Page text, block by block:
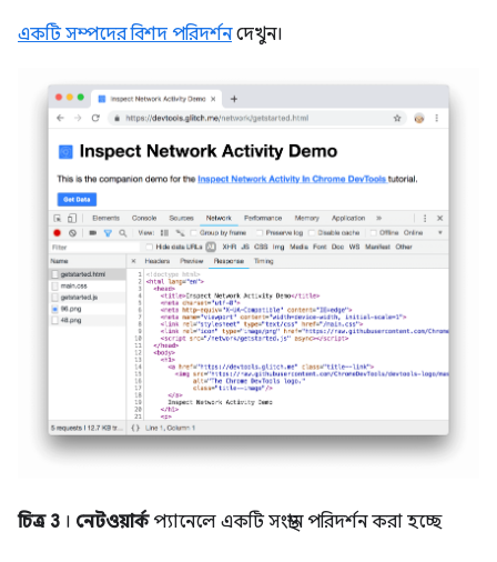
একটি সম্পদের বিশদ পরিদর্শনদেখুন।
চিত্র 3 । নেটওয়ার্কপ্যানেলে একটি সংস্থান পরিদর্শন করা হচ্ছে